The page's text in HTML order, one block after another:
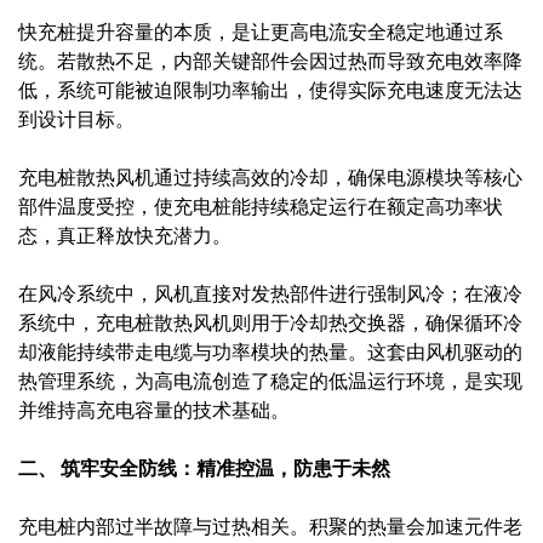
快充桩提升容量的本质，是让更高电流安全稳定地通过系
统。若散热不足，内部关键部件会因过热而导致充电效率降
低，系统可能被迫限制功率输出，使得实际充电速度无法达
到设计目标。
充电桩散热风机通过持续高效的冷却，确保电源模块等核心
部件温度受控，使充电桩能持续稳定运行在额定高功率状
态，真正释放快充潜力。
在风冷系统中，风机直接对发热部件进行强制风冷；在液冷
系统中，充电桩散热风机则用于冷却热交换器，确保循环冷
却液能持续带走电缆与功率模块的热量。这套由风机驱动的
热管理系统，为高电流创造了稳定的低温运行环境，是实现
并维持高充电容量的技术基础。
二、 筑牢安全防线：精准控温，防患于未然
充电桩内部过半故障与过热相关。积聚的热量会加速元件老